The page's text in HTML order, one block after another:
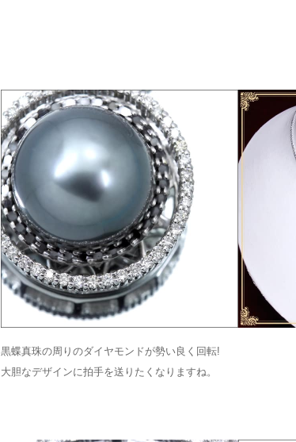
黒蝶真珠の周りのダイヤモンドが勢い良く回転!
大胆なデザインに拍手を送りたくなりますね。